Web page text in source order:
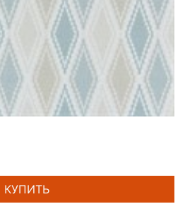
КУПИТЬ